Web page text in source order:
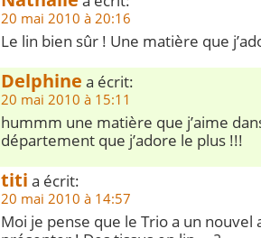
20 mai 2010 à 20:16
Le lin bien sûr ! Une matière que
Delphine a écrit:
20 mai 2010 à 15:11
hummm une matière que j’aime
département que j’adore le plus !!!
titi a écrit:
20 mai 2010 à 14:57
Moi je pense que le Trio a un nouvel